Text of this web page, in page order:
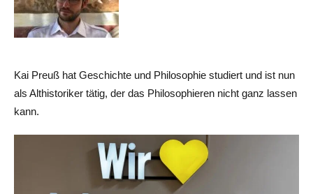
Kai Preuß hat Geschichte und Philosophie studiert und ist nun
als Althistoriker tätig, der das Philosophieren nicht ganz lassen
kann.